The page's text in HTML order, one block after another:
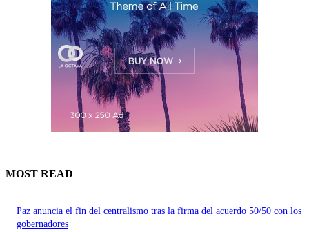
MOST READ
Paz anuncia el fin del centralismo tras la firma del acuerdo 50/50 con los
gobernadores